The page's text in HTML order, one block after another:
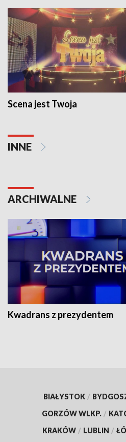
Scena jest Twoja
INNE
ARCHIWALNE
Kwadrans z prezydentem
BIAŁYSTOK /
GORZÓW WLKP. /
KRAKÓW / LUBLIN /